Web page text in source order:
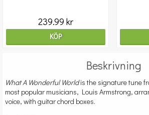
239.99 kr
KÖP
Beskrivning
What A Wonderful Worldis the signature tune
most popular musicians, Louis Armstrong,
voice, with guitar chord boxes.